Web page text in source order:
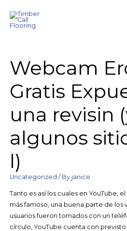
Webcam
Gratis
una revisin
algunos
l)
Uncategorized / By janice
Tanto es así los cuales en YouTube,
más famoso, una buena parte de los
usuarios fueron tomados con un
círculo, YouTube cuenta con